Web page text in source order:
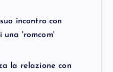
incontro con
una 'romcom'
la relazione con